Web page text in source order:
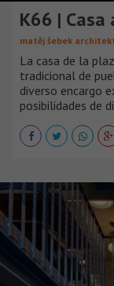
K66 |
matěj šebek
La casa de la
tradicional de
diverso encargo
posibilidades de